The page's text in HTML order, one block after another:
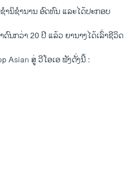
ຳນິ​ຊຳນານ ອົດທົນ ​ແລະໄດ້​ປະກອບ​
ນກວ່າ 20 ປີ ​ແລ້ວ ຍາ​ນາງ​ໄດ້ເລົ່າຊີວິດ​
Asian ສູ່ ວີ​ໂອ​ເອ ຟັງດັ່ງ​ນີ້ :